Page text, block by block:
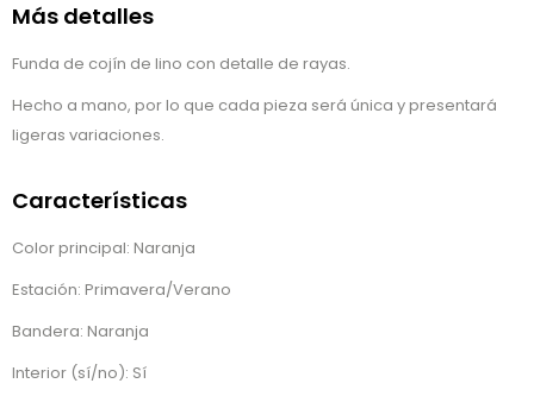
Más detalles
Funda de cojín de lino con detalle de rayas.
Hecho a mano, por lo que cada pieza será única y presentará
ligeras variaciones.
Características
Color principal: Naranja
Estación: Primavera/Verano
Bandera: Naranja
Interior (sí/no): Sí